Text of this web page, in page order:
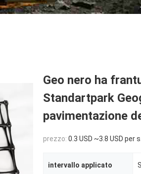
Geo nero ha
Standartpark
pavimentazione
prezzo: 0.3 USD ~3.8 USD per sqm
intervallo applicato